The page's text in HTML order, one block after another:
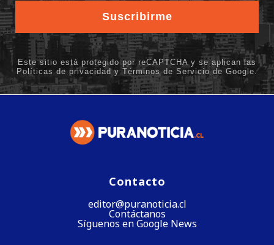
Contacto
editor@puranoticia.cl
Contáctanos
Síguenos en Google News